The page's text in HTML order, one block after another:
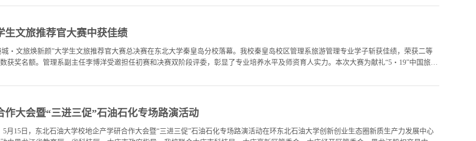
生文旅推荐官大赛中获佳绩
城・文旅焕新颜”大学生文旅推荐官大赛总决赛在东北大学秦皇岛分校落幕。我校秦皇岛校区管理系旅游管理专业学子斩获佳绩，荣获二等
获奖名额。管理系副主任李博洋受邀担任初赛和决赛双阶段评委，彰显了专业培养水平及师资育人实力。本次大赛为献礼“5・19”中国旅游
作大会暨“三进三促”石油石化专场路演活动
5月15日，东北石油大学校地企产学研合作大会暨“三进三促”石油石化专场路演活动在环东北石油大学创新创业生态圈新质生产力发展中心